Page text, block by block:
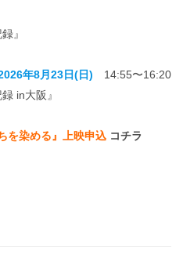
』
年8月23日(日) 14:55〜16:20
in大阪』
を染める』上映申込 コチラ